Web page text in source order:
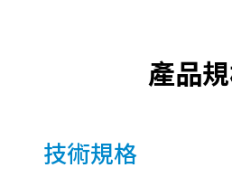
產品
技術規格